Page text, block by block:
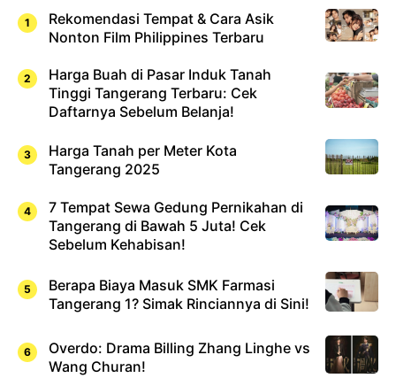
Rekomendasi Tempat & Cara Asik
Nonton Film Philippines Terbaru
Harga Buah di Pasar Induk Tanah
Tinggi Tangerang Terbaru: Cek
Daftarnya Sebelum Belanja!
Harga Tanah per Meter Kota
Tangerang 2025
7 Tempat Sewa Gedung Pernikahan di
Tangerang di Bawah 5 Juta! Cek
Sebelum Kehabisan!
Berapa Biaya Masuk SMK Farmasi
Tangerang 1? Simak Rinciannya di Sini!
Overdo: Drama Billing Zhang Linghe vs
Wang Churan!